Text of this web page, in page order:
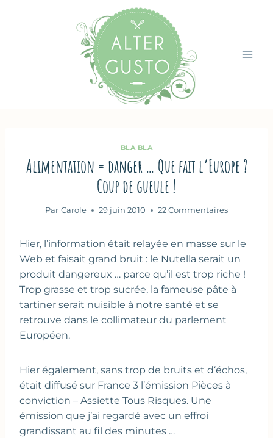
BLA BLA
Alimentation = danger … Que fait l’Europe ?
Coup de gueule !
Par Carole 29 juin 2010 22 Commentaires
Hier, l’information était relayée en masse sur le
Web et faisait grand bruit : le Nutella serait un
produit dangereux … parce qu’il est trop riche !
Trop grasse et trop sucrée, la fameuse pâte à
tartiner serait nuisible à notre santé et se
retrouve dans le collimateur du parlement
Européen.
Hier également, sans trop de bruits et d‘échos,
était diffusé sur France 3 l’émission Pièces à
conviction – Assiette Tous Risques. Une
émission que j’ai regardé avec un effroi
grandissant au fil des minutes …